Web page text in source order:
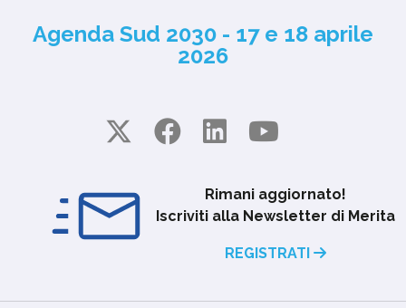
Agenda Sud 2030 - 17 e 18 aprile
2026
Rimani aggiornato!
Iscriviti alla Newsletter di Merita
REGISTRATI